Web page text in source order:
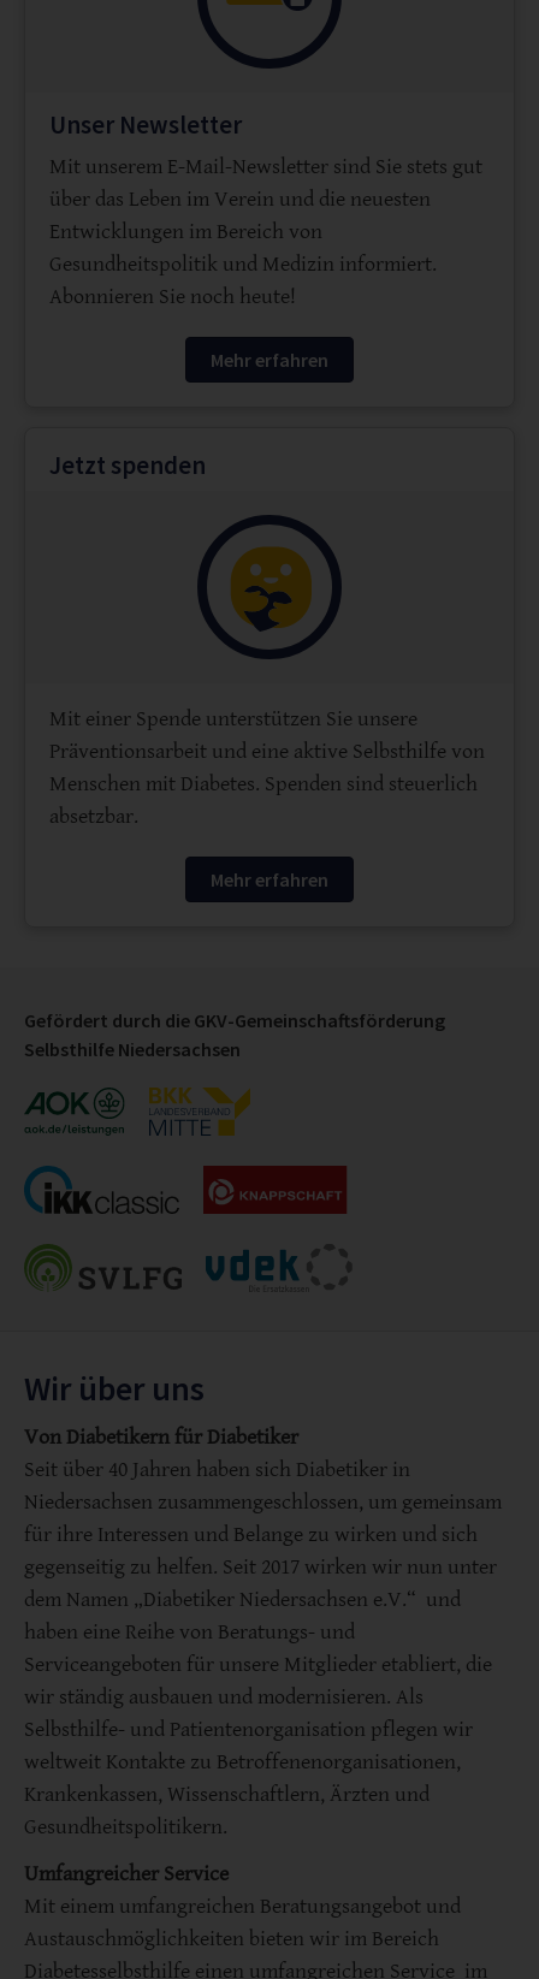
Unser Newsletter
Mit unserem E-Mail-Newsletter sind Sie stets gut
über das Leben im Verein und die neuesten
Entwicklungen im Bereich von
Gesundheitspolitik und Medizin informiert.
Abonnieren Sie noch heute!
Mehr erfahren
Jetzt spenden
Mit einer Spende unterstützen Sie unsere
Präventionsarbeit und eine aktive Selbsthilfe von
Menschen mit Diabetes. Spenden sind steuerlich
absetzbar.
Mehr erfahren
Gefördert durch die GKV-Gemeinschaftsförderung
Selbsthilfe Niedersachsen
Wir über uns
Von Diabetikern für Diabetiker
Seit über 40 Jahren haben sich Diabetiker in
Niedersachsen zusammengeschlossen, um gemeinsam
für ihre Interessen und Belange zu wirken und sich
gegenseitig zu helfen. Seit 2017 wirken wir nun unter
dem Namen „Diabetiker Niedersachsen e.V.“ und
haben eine Reihe von Beratungs- und
Serviceangeboten für unsere Mitglieder etabliert, die
wir ständig ausbauen und modernisieren. Als
Selbsthilfe- und Patientenorganisation pflegen wir
weltweit Kontakte zu Betroffenenorganisationen,
Krankenkassen, Wissenschaftlern, Ärzten und
Gesundheitspolitikern.
Umfangreicher Service
Mit einem umfangreichen Beratungsangebot und
Austauschmöglichkeiten bieten wir im Bereich
Diabetesselbsthilfe einen umfangreichen Service im